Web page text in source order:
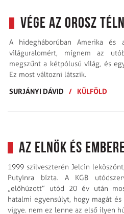
Vége az orosz
A hidegháborúban Amerika
világuralomért, mígnem az
megszűnt a kétpólusú világ, és
Ez most változni látszik.
SURJÁNYI DÁVID
/ KÜLFÖLD
Az elnök és
1999 szilveszterén Jelcin
Putyinra bízta. A KGB
„előhúzott” utód 20 év után
hatalmi egyensúlyt, hogy magát
vigye. nem ez lenne az első ilyen